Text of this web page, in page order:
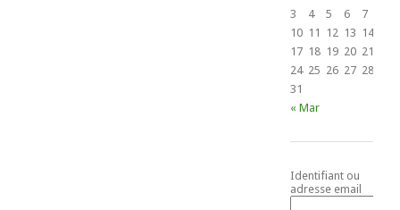
3
4 5 6 7
10 11 12 13 14
17 18 19 20 21
24 25 26 27 28
31
« Mar
Identifiant ou
adresse email